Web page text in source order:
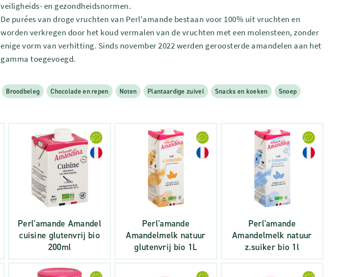
veiligheids- en gezondheidsnormen.
De purées van droge vruchten van Perl'amande bestaan voor 100% uit vruchten en
worden verkregen door het koud vermalen van de vruchten met een molensteen, zonder
enige vorm van verhitting. Sinds november 2022 werden geroosterde amandelen aan het
gamma toegevoegd.
Broodbeleg Chocolade en repen Noten Plantaardige zuivel Snacks en koeken Snoep
Perl'amande Amandel
cuisine glutenvrij bio
200ml
Perl'amande
Amandelmelk natuur
glutenvrij bio 1L
Perl'amande
Amandelmelk natuur
z.suiker bio 1l